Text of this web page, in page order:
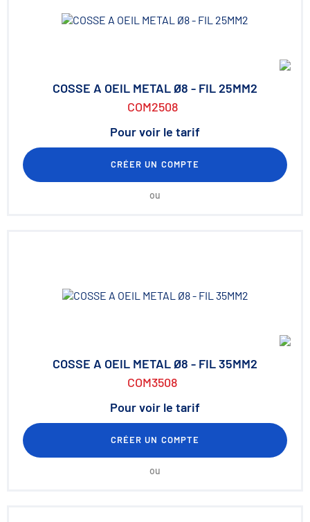
COSSE A OEIL METAL Ø8 - FIL 25MM2
COM2508
Pour voir le tarif
CRÉER UN COMPTE
ou
COSSE A OEIL METAL Ø8 - FIL 35MM2
COM3508
Pour voir le tarif
CRÉER UN COMPTE
ou